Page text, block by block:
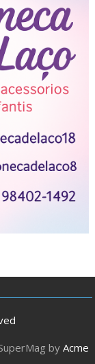
by Acme